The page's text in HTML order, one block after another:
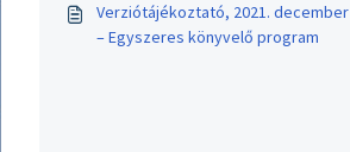
Verziótájékoztató, 2021. december
– Egyszeres könyvelő program